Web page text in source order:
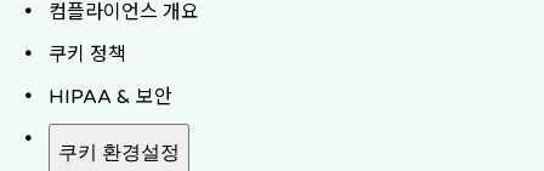
컴플라이언스 개요
쿠키 정책
HIPAA & 보안
쿠키 환경설정